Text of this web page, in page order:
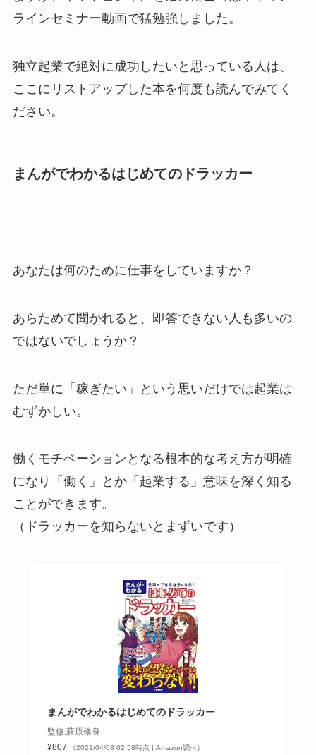
ラインセミナー動画で猛勉強しました。
独立起業で絶対に成功したい と思っている人は、
ここにリストアップした本を何度も読んでみてく
ださい。
まんがでわかるはじめてのドラッカー
あなたは何のために仕事をしていますか？
あらためて聞かれると、即答できない人も多いの
ではないでしょうか？
ただ単に「稼ぎたい」という思いだけでは起業は
むずかしい。
働くモチベーションとなる根本的な考え方が明確
になり「働く」とか「起業する」意味を深く知る
ことができます。
（ドラッカーを知らないとまずいです）
まんがでわかるはじめてのドラッカー
監修:萩原修身
¥807
（2021/04/08 02:58時点 | Amazon調べ）